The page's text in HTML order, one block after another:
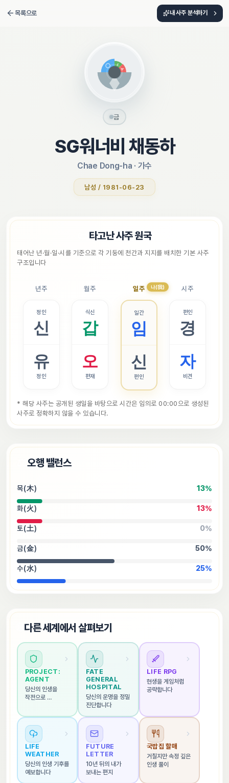
목록으로 내 사주 분석하기
금
SG워너비 채동하
Chae Dong-ha · 가수
남성 / 1981-06-23
타고난 사주 원국
태어난 년·월·일·시를 기준으로 각 기둥에 천간과 지지를 배치한 기본 사주
구조입니다
시주
편인
경
자
비견
일주
일간
임
신
편인
나(我)
월주
식신
갑
오
편재
년주
정인
신
유
정인
* 해당 사주는 공개된 생일을 바탕으로 시간은 임의로 00:00으로 생성된
사주로 정확하지 않을 수 있습니다.
오행 밸런스
목(木) 13%
화(火) 13%
토(土) 0%
금(金) 50%
수(水) 25%
다른 세계에서 살펴보기
PROJECT:
AGENT
당신의 인생을
작전으로
FATE
GENERAL
HOSPITAL
당신의 운명을 정밀
진단합니다
LIFE RPG
현생을 게임처럼
공략합니다
LIFE
WEATHER
당신의 인생 기후를
예보합니다
FUTURE
LETTER
10년 뒤의 내가
보내는 편지
국밥집 할매
거칠지만 속정 깊은
인생 풀이